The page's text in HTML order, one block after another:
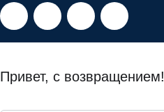
Привет, с возвращением!